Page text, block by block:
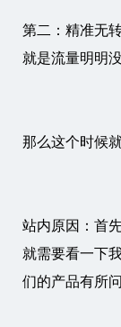
第二：精准无
就是流量明明
那么这个时候
站内原因：首
就需要看一下
们的产品有所